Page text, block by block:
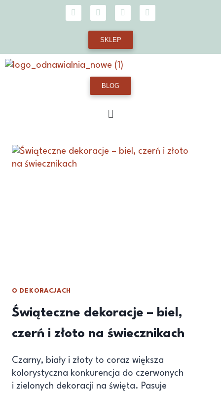
SKLEP
BLOG
O DEKORACJACH
Świąteczne dekoracje – biel,
czerń i złoto na świecznikach
Czarny, biały i złoty to coraz większa
kolorystyczna konkurencja do czerwonych
i zielonych dekoracji na święta. Pasuje